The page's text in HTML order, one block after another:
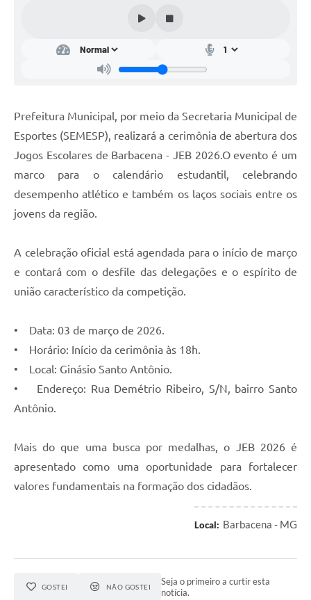
Plano Diretor e Mobilidade Urbana
3º Jornada Empreendedora BQ
Festival Gastronômico
Regularização de bairros
Arquivos para Download
Legislação
Telefones Úteis
SIC
Prefeitura Municipal, por meio da Secretaria Municipal de
Esportes (SEMESP), realizará a cerimônia de abertura dos
Jogos Escolares de Barbacena - JEB 2026.O evento é um
marco para o calendário estudantil, celebrando
desempenho atlético e também os laços sociais entre os
jovens da região.
A celebração oficial está agendada para o início de março
e contará com o desfile das delegações e o espírito de
união característico da competição.
• Data: 03 de março de 2026.
• Horário: Início da cerimônia às 18h.
• Local: Ginásio Santo Antônio.
• Endereço: Rua Demétrio Ribeiro, S/N, bairro Santo
Antônio.
Mais do que uma busca por medalhas, o JEB 2026 é
apresentado como uma oportunidade para fortalecer
valores fundamentais na formação dos cidadãos.
Local: Barbacena - MG
GOSTEI NÃO GOSTEI
Seja o primeiro a curtir esta
notícia.